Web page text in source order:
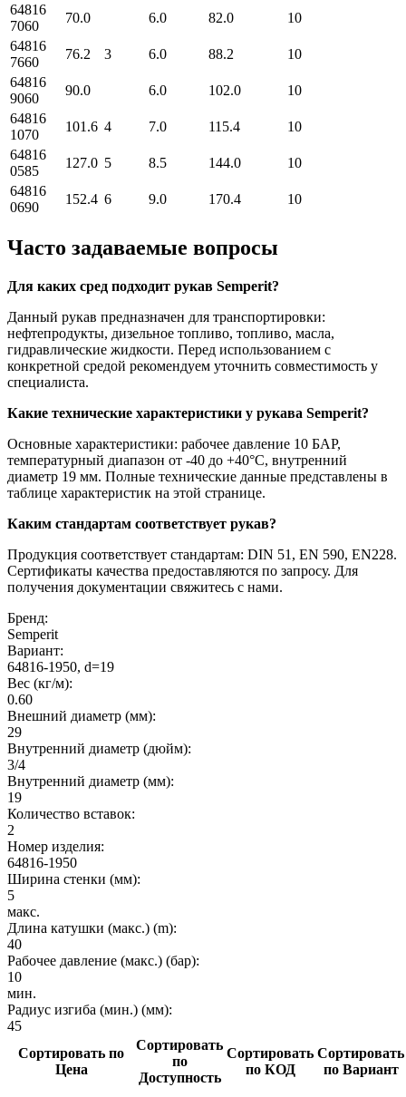
64816
7060
70.0 6.0 82.0 10
64816
7660
76.2 3 6.0 88.2 10
64816
9060
90.0 6.0 102.0 10
64816
1070
101.6 4 7.0 115.4 10
64816
0585
127.0 5 8.5 144.0 10
64816
0690
152.4 6 9.0 170.4 10
Часто задаваемые вопросы
Для каких сред подходит рукав Semperit?
Данный рукав предназначен для транспортировки:
нефтепродукты, дизельное топливо, топливо, масла,
гидравлические жидкости. Перед использованием с
конкретной средой рекомендуем уточнить совместимость у
специалиста.
Какие технические характеристики у рукава Semperit?
Основные характеристики: рабочее давление 10 БАР,
температурный диапазон от -40 до +40°C, внутренний
диаметр 19 мм. Полные технические данные представлены в
таблице характеристик на этой странице.
Каким стандартам соответствует рукав?
Продукция соответствует стандартам: DIN 51, EN 590, EN228.
Сертификаты качества предоставляются по запросу. Для
получения документации свяжитесь с нами.
Бренд:
Semperit
Вариант:
64816-1950, d=19
Вес (кг/м):
0.60
Внешний диаметр (мм):
29
Внутренний диаметр (дюйм):
3/4
Внутренний диаметр (мм):
19
Количество вставок:
2
Номер изделия:
64816-1950
Ширина стенки (мм):
5
макс.
Длина катушки (макс.) (m):
40
Рабочее давление (макс.) (бар):
10
мин.
Радиус изгиба (мин.) (мм):
45
Сортировать по
Цена
Сортировать
по
Доступность
Сортировать
по КОД
Сортировать
по Вариант